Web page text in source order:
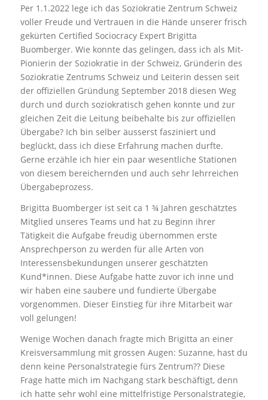
Per 1.1.2022 lege ich das Soziokratie Zentrum Schweiz
voller Freude und Vertrauen in die Hände unserer frisch
gekürten Certified Sociocracy Expert Brigitta
Buomberger. Wie konnte das gelingen, dass ich als Mit-
Pionierin der Soziokratie in der Schweiz, Gründerin des
Soziokratie Zentrums Schweiz und Leiterin dessen seit
der offiziellen Gründung September 2018 diesen Weg
durch und durch soziokratisch gehen konnte und zur
gleichen Zeit die Leitung beibehalte bis zur offiziellen
Übergabe? Ich bin selber äusserst fasziniert und
beglückt, dass ich diese Erfahrung machen durfte.
Gerne erzähle ich hier ein paar wesentliche Stationen
von diesem bereichernden und auch sehr lehrreichen
Übergabeprozess.
Brigitta Buomberger ist seit ca 1 ¾ Jahren geschätztes
Mitglied unseres Teams und hat zu Beginn ihrer
Tätigkeit die Aufgabe freudig übernommen erste
Ansprechperson zu werden für alle Arten von
Interessensbekundungen unserer geschätzten
Kund*innen. Diese Aufgabe hatte zuvor ich inne und
wir haben eine saubere und fundierte Übergabe
vorgenommen. Dieser Einstieg für ihre Mitarbeit war
voll gelungen!
Wenige Wochen danach fragte mich Brigitta an einer
Kreisversammlung mit grossen Augen: Suzanne, hast du
denn keine Personalstrategie fürs Zentrum?? Diese
Frage hatte mich im Nachgang stark beschäftigt, denn
ich hatte sehr wohl eine mittelfristige Personalstrategie,